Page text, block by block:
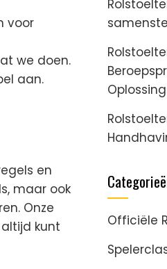
voor
we doen.
aan.
en
maar ook
Onze
kunt
Officiële